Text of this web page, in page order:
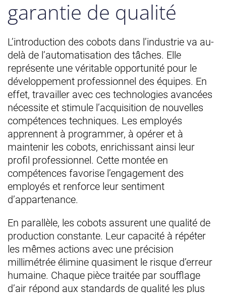
garantie de qualité
L’introduction des cobots dans l’industrie va au-
delà de l’automatisation des tâches. Elle
représente une véritable opportunité pour le
développement professionnel des équipes. En
effet, travailler avec ces technologies avancées
nécessite et stimule l’acquisition de nouvelles
compétences techniques. Les employés
apprennent à programmer, à opérer et à
maintenir les cobots, enrichissant ainsi leur
profil professionnel. Cette montée en
compétences favorise l’engagement des
employés et renforce leur sentiment
d’appartenance.
En parallèle, les cobots assurent une qualité de
production constante. Leur capacité à répéter
les mêmes actions avec une précision
millimétrée élimine quasiment le risque d’erreur
humaine. Chaque pièce traitée par soufflage
d’air répond aux standards de qualité les plus